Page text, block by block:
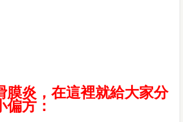
膜炎，在這裡就給大家分
偏方：